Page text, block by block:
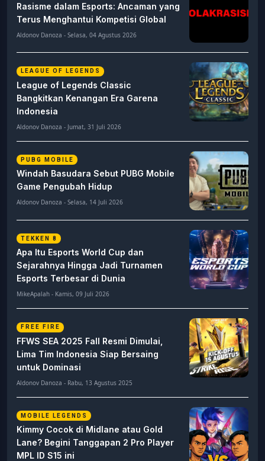
Rasisme dalam Esports: Ancaman yang
Terus Menghantui Kompetisi Global
Aldonov Danoza - Selasa, 04 Agustus 2026
LEAGUE OF LEGENDS
League of Legends Classic
Bangkitkan Kenangan Era Garena
Indonesia
Aldonov Danoza - Jumat, 31 Juli 2026
PUBG MOBILE
Windah Basudara Sebut PUBG Mobile
Game Pengubah Hidup
Aldonov Danoza - Selasa, 14 Juli 2026
TEKKEN 8
Apa Itu Esports World Cup dan
Sejarahnya Hingga Jadi Turnamen
Esports Terbesar di Dunia
MikeApalah - Kamis, 09 Juli 2026
FREE FIRE
FFWS SEA 2025 Fall Resmi Dimulai,
Lima Tim Indonesia Siap Bersaing
untuk Dominasi
Aldonov Danoza - Rabu, 13 Agustus 2025
MOBILE LEGENDS
Kimmy Cocok di Midlane atau Gold
Lane? Begini Tanggapan 2 Pro Player
MPL ID S15 ini